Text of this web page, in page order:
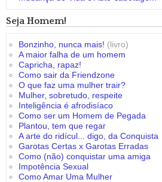
Seja Homem!
Bonzinho, nunca mais! (livro)
A maior falha de um homem
Capricha, rapaz!
Como sair da Friendzone
O que faz uma mulher trair?
Mulher, sobretudo, respeite
Inteligência é afrodisíaco
Como ser um Homem de Pegada
Plantou, tem que regar
A arte do ridícul... digo, da Conquista
Garotas Certas x Garotas Erradas
Como (não) conquistar uma amiga
Impotência Sexual
Como Amar Uma Mulher